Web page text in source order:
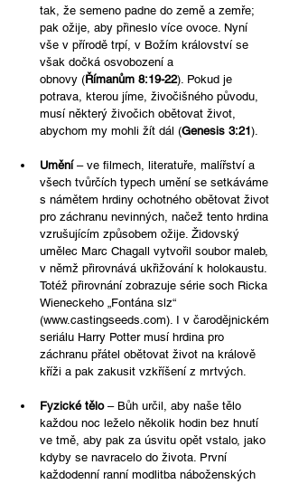
tak, že semeno padne do země a zemře;
pak ožije, aby přineslo více ovoce. Nyní
vše v přírodě trpí, v Božím království se
však dočká osvobození a
obnovy (Římanům 8:19-22). Pokud je
potrava, kterou jíme, živočišného původu,
musí některý živočich obětovat život,
abychom my mohli žít dál (Genesis 3:21).
Umění – ve filmech, literatuře, malířství a
všech tvůrčích typech umění se setkáváme
s námětem hrdiny ochotného obětovat život
pro záchranu nevinných, načež tento hrdina
vzrušujícím způsobem ožije. Židovský
umělec Marc Chagall vytvořil soubor maleb,
v němž přirovnává ukřižování k holokaustu.
Totéž přirovnání zobrazuje série soch Ricka
Wieneckeho „Fontána slz“
(www.castingseeds.com). I v čarodějnickém
seriálu Harry Potter musí hrdina pro
záchranu přátel obětovat život na králově
kříži a pak zakusit vzkříšení z mrtvých.
Fyzické tělo – Bůh určil, aby naše tělo
každou noc leželo několik hodin bez hnutí
ve tmě, aby pak za úsvitu opět vstalo, jako
kdyby se navracelo do života. První
každodenní ranní modlitba náboženských